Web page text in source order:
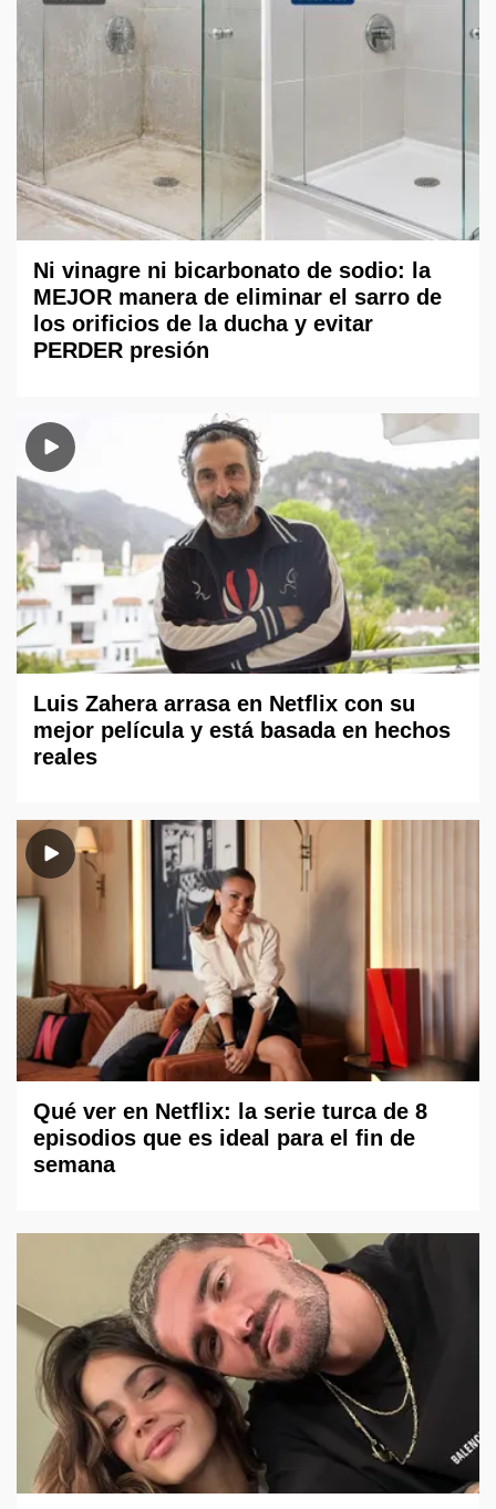
Ni vinagre ni bicarbonato de sodio: la
MEJOR manera de eliminar el sarro de
los orificios de la ducha y evitar
PERDER presión
Luis Zahera arrasa en Netflix con su
mejor película y está basada en hechos
reales
Qué ver en Netflix: la serie turca de 8
episodios que es ideal para el fin de
semana